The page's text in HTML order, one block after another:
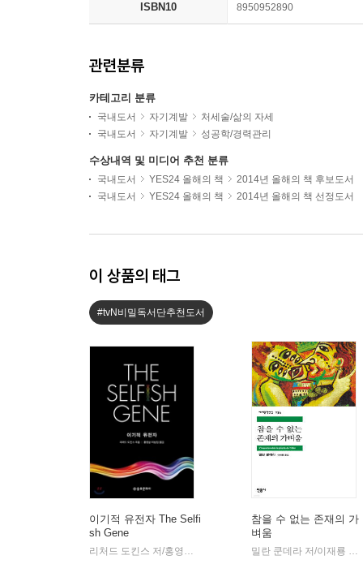
ISBN10 8950952890
관련분류
카테고리 분류
국내도서 자기계발
처세술/삶의 자세
국내도서
자기계발 성공학/경력관리
수상내역 및 미디어 추천 분류
국내도서 YES24 올해의 책
2014년 올해의 책 후보도서
국내도서
YES24 올해의 책 2014년 올해의 책 선정도서
이 상품의 태그
#tvN비밀독서단추천도서
이기적 유전자 The Selfi
sh Gene
리처드 도킨스 저/홍영남,이상임 공역
을유문화사
참을 수 없는 존재의 가
벼움
밀란 쿤데라 저/이재룡 역